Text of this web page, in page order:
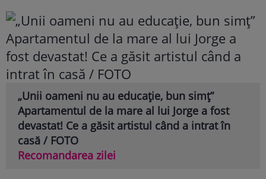
„Unii oameni nu au educație, bun simț”
Apartamentul de la mare al lui Jorge a fost
devastat! Ce a găsit artistul când a intrat în
casă / FOTO
Recomandarea zilei